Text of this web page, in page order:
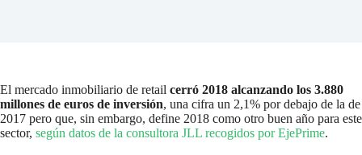
El mercado inmobiliario de retail cerró 2018 alcanzando los 3.880
millones de euros de inversión, una cifra un 2,1% por debajo de la de
2017 pero que, sin embargo, define 2018 como otro buen año para este
sector, según datos de la consultora JLL recogidos por EjePrime.